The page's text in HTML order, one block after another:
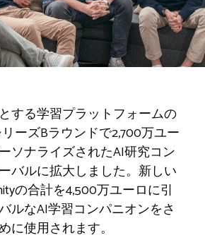
する学習プラットフォームの
ーズBラウンドで2,700万ユー
ソナライズされたAI研究コン
バルに拡大しました。新しい
の合計を4,500万ユーロに引
ルなAI学習コンパニオンをさ
に使用されます。